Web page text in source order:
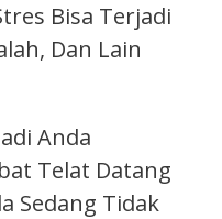
Bisa Terjadi
Dan Lain
Anda
Telat Datang
Sedang Tidak